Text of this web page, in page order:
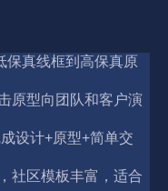
保真线框到高保真原
原型向团队和客户演
设计+原型+简单交
社区模板丰富，适合